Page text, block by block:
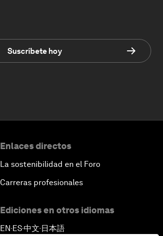
Suscríbete hoy
Enlaces directos
La sostenibilidad en el Foro
Carreras profesionales
Ediciones en otros idiomas
EN ▪ES▪中文▪ 日本語